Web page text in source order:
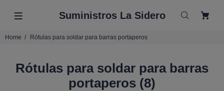
Suministros La Sidero
Home Rótulas para soldar para barras portaperos
Rótulas para soldar para barras
portaperos (8)